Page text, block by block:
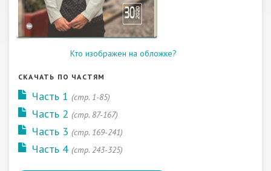
Кто изображен на обложке?
СКАЧАТЬ ПО ЧАСТЯМ
Часть 1 (стр. 1-85)
Часть 2 (стр. 87-167)
Часть 3 (стр. 169-241)
Часть 4 (стр. 243-325)